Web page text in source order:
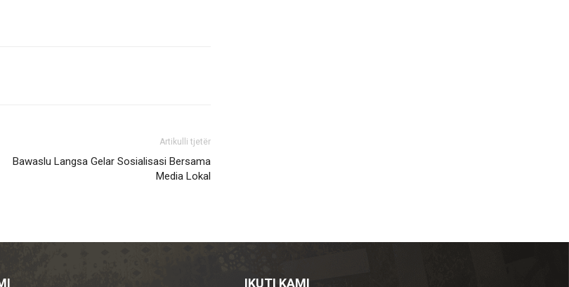
Artikulli tjetër
Bawaslu Langsa Gelar Sosialisasi Bersama
Media Lokal
IKUTI KAMI